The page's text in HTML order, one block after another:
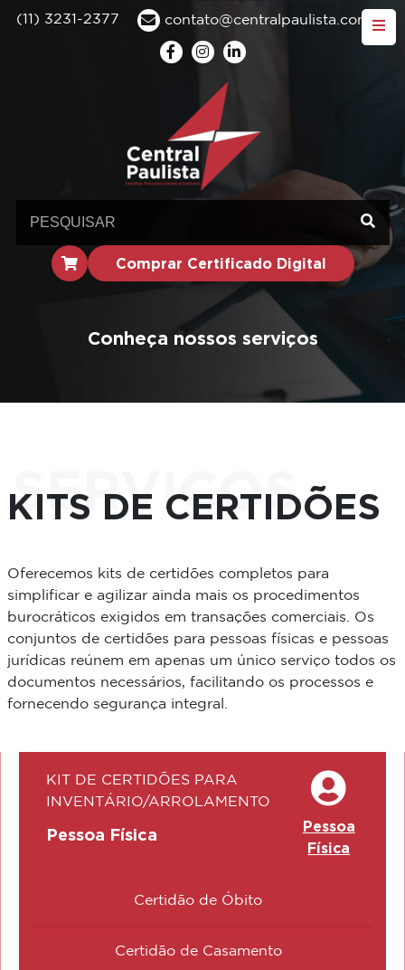
(11) 3231-2377 contato@centralpaulista.com.br
Comprar Certificado Digital
Conheça nossos serviços
SERVIÇOS
KITS DE CERTIDÕES
Oferecemos kits de certidões completos para
simplificar e agilizar ainda mais os procedimentos
burocráticos exigidos em transações comerciais. Os
conjuntos de certidões para pessoas físicas e pessoas
jurídicas reúnem em apenas um único serviço todos os
documentos necessários, facilitando os processos e
fornecendo segurança integral.
KIT DE CERTIDÕES PARA
INVENTÁRIO/ARROLAMENTO
Pessoa Física
Pessoa
Física
Certidão de Óbito
Certidão de Casamento